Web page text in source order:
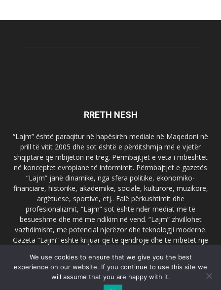
RRETH NESH
“Lajm” është paraqitur në hapësirën mediale në Maqedoni në
prill të vitit 2005 dhe sot është e përditshmja më e vjetër
shqiptare që mbijeton në treg. Përmbajtjet e veta i mbështet
në konceptet evropiane të informimit. Përmbajtjet e gazetës
“Lajm” janë dinamike, nga sfera politike, ekonomiko-
financiare, historike, akademike, sociale, kulturore, muzikore,
argëtuese, sportive, etj.. Falë përkushtimit dhe
profesionalizmit, “Lajm” sot është ndër mediat më të
besueshme dhe më me ndikim në vend. “Lajm” zhvillohet
vazhdimisht, me potencial njerëzor dhe teknologji moderne.
Gazeta “Lajm” është krijuar që të qëndrojë dhe të mbetet një
faqja zyrtare e gazetës “Lajm”, www.lajmpress.org është një
ndër portalet më të njohur në Maqedoni.
We use cookies to ensure that we give you the best
experience on our website. If you continue to use this site we
will assume that you are happy with it.